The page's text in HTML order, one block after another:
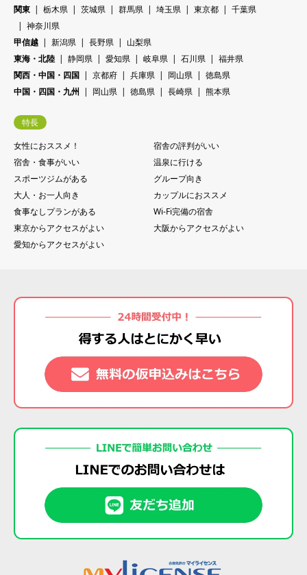
関東
栃木県 茨城県 群馬県 埼玉県 東京都
千葉県
神奈川県
甲信越
新潟県 長野県
山梨県
東海・北陸
静岡県 愛知県 岐阜県 石川県
福井県
関西・中国・四国
京都府 兵庫県 岡山県
徳島県
中国・四国・九州
岡山県 徳島県 長崎県 熊本県
特長
女性におススメ！
宿舎の評判がいい
宿舎・食事がいい
温泉に行ける
スポーツジムがある
グループ向き
大人・お一人向き
カップルにおススメ
食事なしプランがある
Wi-Fi完備の宿舎
東京からアクセスがよい
大阪からアクセスがよい
愛知からアクセスがよい